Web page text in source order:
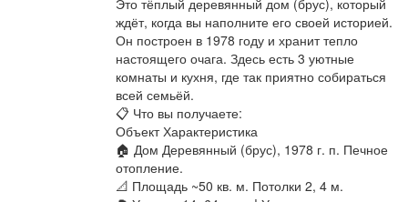
Это тёплый деревянный дом (брус), который
ждёт, когда вы наполните его своей историей.
Он построен в 1978 году и хранит тепло
настоящего очага. Здесь есть 3 уютные
комнаты и кухня, где так приятно собираться
всей семьёй.
📋 Что вы получаете:
Объект Характеристика
🏠 Дом Деревянный (брус), 1978 г. п. Печное
отопление.
📐 Площадь ~50 кв. м. Потолки 2, 4 м.